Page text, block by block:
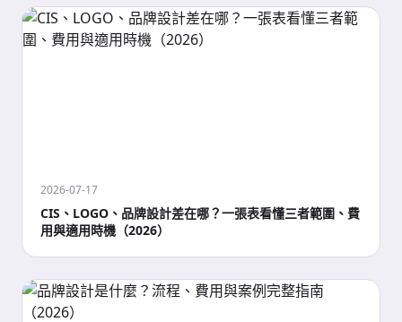
2026-07-17
CIS、LOGO、品牌設計差在哪？一張表看懂三者範圍、費
用與適用時機（2026）